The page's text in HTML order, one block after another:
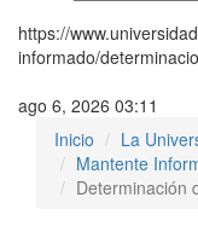
https://
informado/
ago 6, 2026 03:11
Inicio
La
Mantente
Determinación